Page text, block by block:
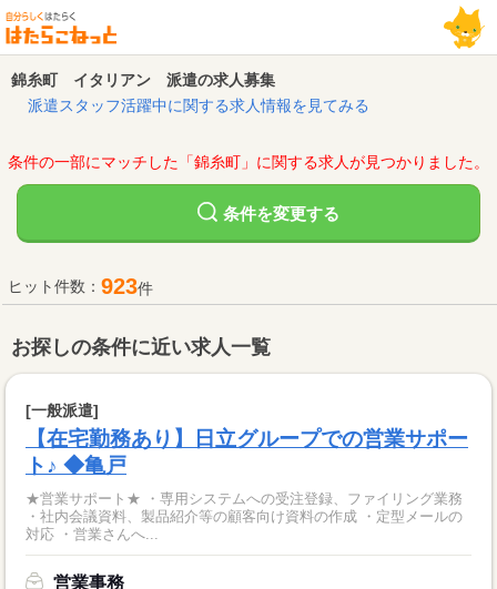
錦糸町 イタリアン 派遣の求人募集
派遣スタッフ活躍中に関する求人情報を見てみる
条件の一部にマッチした「錦糸町」に関する求人が見つかりました。
条件を変更する
ヒット件数： 923件
お探しの条件に近い求人一覧
[一般派遣]
【在宅勤務あり】日立グループでの営業サポー
ト♪ ◆亀戸
★営業サポート★ ・専用システムへの受注登録、ファイリング業務
・社内会議資料、製品紹介等の顧客向け資料の作成 ・定型メールの
対応 ・営業さんへ...
営業事務